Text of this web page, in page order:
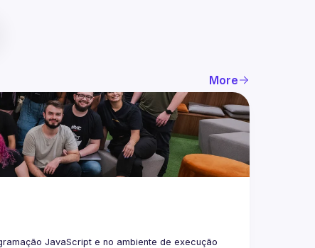
More
JavaScript e no ambiente de execução